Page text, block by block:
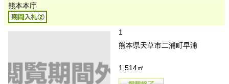
熊本本庁
1
熊本県天草市二浦町早浦
1,514㎡